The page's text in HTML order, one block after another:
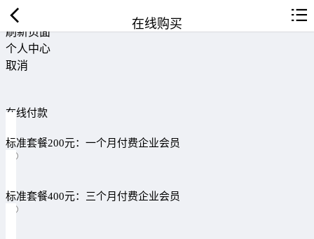
返回首页
刷新页面
个人中心
取消
在线购买
在线付款
标准套餐200元：一个月付费企业会员
标准套餐400元：三个月付费企业会员